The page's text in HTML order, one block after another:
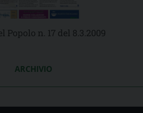
Popolo n. 17 del 8.3.2009
ARCHIVIO